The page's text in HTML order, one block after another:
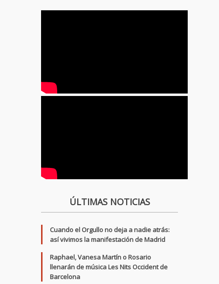
ÚLTIMAS NOTICIAS
Cuando el Orgullo no deja a nadie atrás:
así vivimos la manifestación de Madrid
Raphael, Vanesa Martín o Rosario
llenarán de música Les Nits Occident de
Barcelona